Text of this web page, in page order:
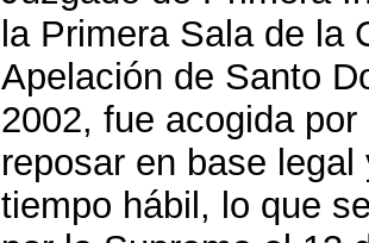
la Primera Sala de la
Apelación de Santo
2002, fue acogida
reposar en base
tiempo hábil, lo que